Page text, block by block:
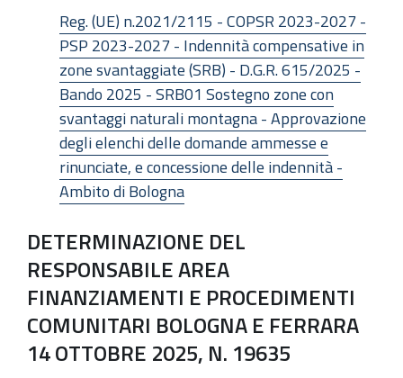
Reg. (UE) n.2021/2115 - COPSR 2023-2027 -
PSP 2023-2027 - Indennità compensative in
zone svantaggiate (SRB) - D.G.R. 615/2025 -
Bando 2025 - SRB01 Sostegno zone con
svantaggi naturali montagna - Approvazione
degli elenchi delle domande ammesse e
rinunciate, e concessione delle indennità -
Ambito di Bologna
DETERMINAZIONE DEL
RESPONSABILE AREA
FINANZIAMENTI E PROCEDIMENTI
COMUNITARI BOLOGNA E FERRARA
14 OTTOBRE 2025, N. 19635